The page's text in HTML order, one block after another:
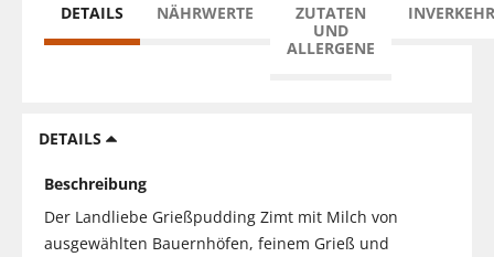
DETAILS NÄHRWERTE
ZUTATEN
UND
ALLERGENE
DETAILS
Beschreibung
Der Landliebe Grießpudding Zimt mit Milch von
ausgewählten Bauernhöfen, feinem Grieß und